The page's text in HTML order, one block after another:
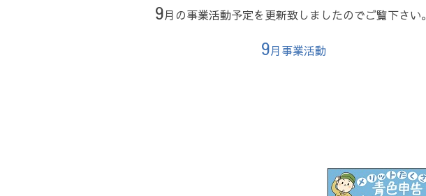
9月の事業活動予定を更新致しましたのでご覧下さい。
9月事業活動